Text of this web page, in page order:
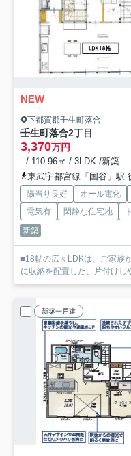
NEW
下都賀郡壬生町落合
壬生町落合2丁目
3,370万円
- / 110.96㎡ / 3LDK /新築
東武宇都宮線「国谷」駅
陽当り良好 オール電化
電気有
閑静な住宅地
新築
■18帖の広々LDKは、ご家族
に収納を配置した、片付けし
新築一戸建